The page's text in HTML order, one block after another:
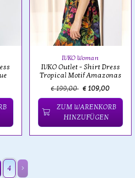
IVKO Woman
IVKO Outlet - Shirt Dress
Tropical Motif Amazonas
€ 199,00 € 109,00
ZUM WARENKORB
HINZUFÜGEN
4